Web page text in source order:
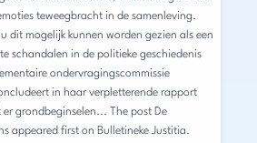
teweegbracht in de samenleving.
dit mogelijk kunnen worden gezien als een
schandalen in de politieke geschiedenis
ondervragingscommissie
in haar verpletterende rapport
er grondbeginselen... The post De
appeared first on Bulletineke Justitia.